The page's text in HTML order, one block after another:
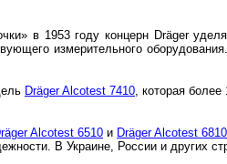
в 1953 году концерн Dräger
измерительного
Dräger Alcotest 7410 , которая
Alcotest 6510 и Dräger Alcotest 6810
В Украине, России и других